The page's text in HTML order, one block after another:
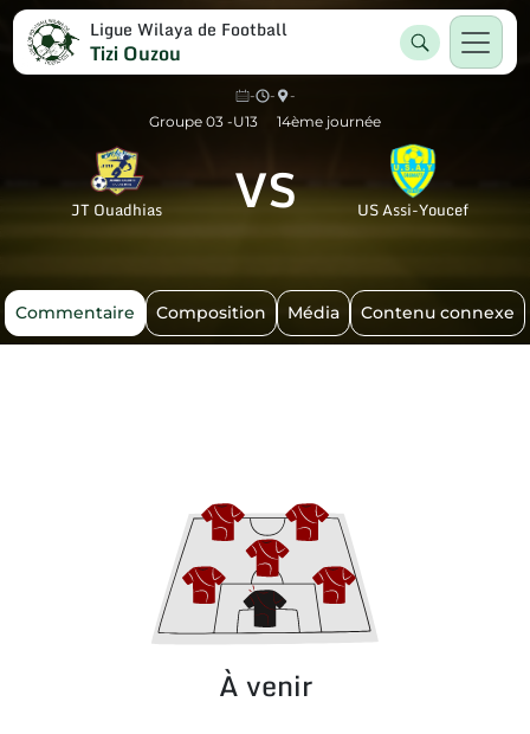
Ligue Wilaya de Football
Tizi Ouzou
- -
-
Groupe 03 -U13
14ème journée
JT Ouadhias VS US Assi-Youcef
Commentaire Composition Média Contenu connexe
À venir